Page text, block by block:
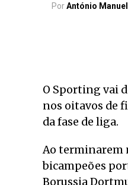
PorAntónio
O Sporting vai
nos oitavos de
da fase de liga.
Ao terminarem
bicampeões
Borussia